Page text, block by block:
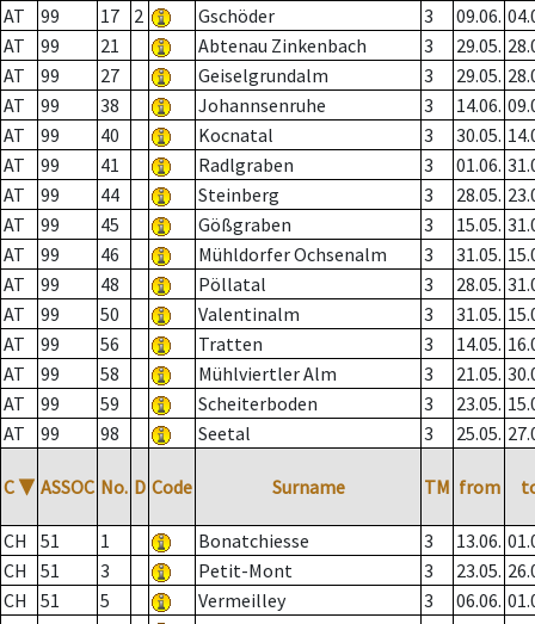
AT
99 17 2 Gschöder 3 09.06.
AT
99 21 Abtenau Zinkenbach 3 29.05.
AT
99 27 Geiselgrundalm 3 29.05.
AT
99 38 Johannsenruhe 3 14.06.
AT
99 40 Kocnatal 3 30.05.
AT
99 41 Radlgraben 3 01.06.
AT
99 44 Steinberg 3 28.05.
AT
99 45 Gößgraben 3 15.05.
AT
99 46 Mühldorfer Ochsenalm 3 31.05.
AT
99 48 Pöllatal 3 28.05.
AT
99 50 Valentinalm 3 31.05.
AT
99 56 Tratten 3 14.05.
AT
99 58 Mühlviertler Alm 3 21.05.
AT
99 59 Scheiterboden 3 23.05.
AT
99 98 Seetal 3 25.05.
C ▼ ASSOC No. D Code Surname TM from
CH 51 1 Bonatchiesse 3 13.06.
CH
51 3 Petit-Mont 3 23.05.
CH
51 5 Vermeilley 3 06.06.